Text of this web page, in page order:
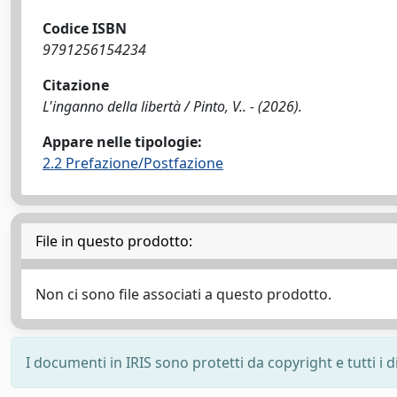
Codice ISBN
9791256154234
Citazione
L'inganno della libertà / Pinto, V.. - (2026).
Appare nelle tipologie:
2.2 Prefazione/Postfazione
File in questo prodotto:
Non ci sono file associati a questo prodotto.
I documenti in IRIS sono protetti da copyright e tutti i